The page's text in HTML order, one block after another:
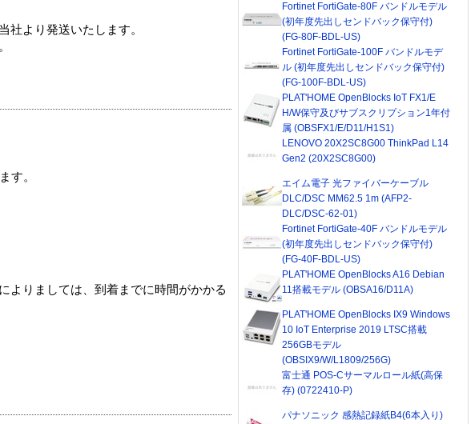
社より発送いたします。
す。
よりましては、到着までに時間がかかる
Fortinet FortiGate-80F バンドルモデル
(初年度先出しセンドバック保守付)
(FG-80F-BDL-US)
Fortinet FortiGate-100F バンドルモデ
ル (初年度先出しセンドバック保守付)
(FG-100F-BDL-US)
PLAT'HOME OpenBlocks IoT FX1/E
H/W保守及びサブスクリプション1年付
属 (OBSFX1/E/D11/H1S1)
LENOVO 20X2SC8G00 ThinkPad L14
Gen2 (20X2SC8G00)
エイム電子 光ファイバーケーブル
DLC/DSC MM62.5 1m (AFP2-
DLC/DSC-62-01)
Fortinet FortiGate-40F バンドルモデル
(初年度先出しセンドバック保守付)
(FG-40F-BDL-US)
PLAT'HOME OpenBlocks A16 Debian
11搭載モデル (OBSA16/D11A)
PLAT'HOME OpenBlocks IX9 Windows
10 IoT Enterprise 2019 LTSC搭載
256GBモデル
(OBSIX9/W/L1809/256G)
富士通 POS-Cサーマルロール紙(高保
存) (0722410-P)
パナソニック 感熱記録紙B4(6本入り)